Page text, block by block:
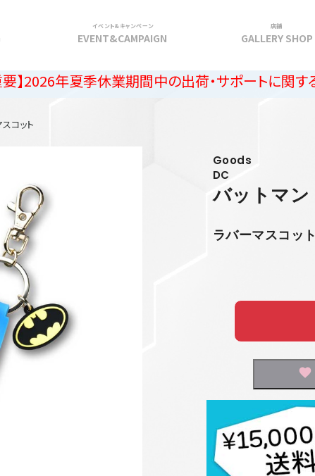
イベント＆キャンペーン
EVENT&CAMPAIGN
店舗
GALLERY SHOP
季休業期間中の出荷・サポートに関するご案内
コット
Goods
DC
バットマン
ラバーマスコット